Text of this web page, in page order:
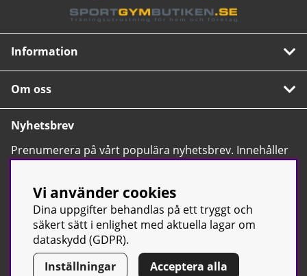
Information
Om oss
Nyhetsbrev
Prenumerera på vårt populära nyhetsbrev. Innehåller
tips, nyheter och våra allra bästa erbjudanden.
© Sport & Gym Butiken JTC AB | Kontakta oss| All rights reserved
Vi använder cookies
Dina uppgifter behandlas på ett tryggt och
säkert sätt i enlighet med aktuella lagar om
dataskydd (GDPR).
Inställningar
Acceptera alla